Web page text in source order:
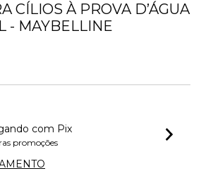
CÍLIOS À PROVA D’ÁGUA
- MAYBELLINE
com Pix
promoções